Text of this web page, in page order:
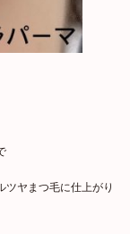
ツヤまつ毛に仕上がり